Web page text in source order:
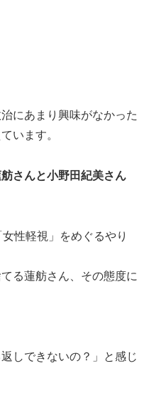
にあまり興味がなかった
います。
さんと小野田紀美さん
性軽視」をめぐるやり
る蓮舫さん、その態度に
しできないの？」と感じ